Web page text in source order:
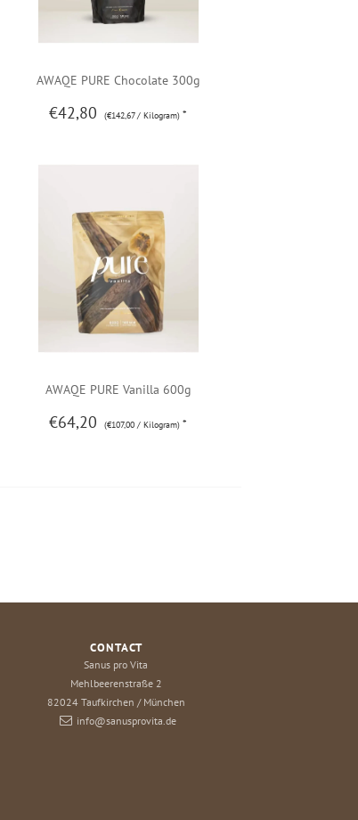
AWAQE PURE Chocolate 300g
€42,80 (€142,67 / Kilogram) *
AWAQE PURE Vanilla 600g
€64,20 (€107,00 / Kilogram) *
CONTACT
Sanus pro Vita
Mehlbeerenstraße 2
82024 Taufkirchen / München
info@sanusprovita.de